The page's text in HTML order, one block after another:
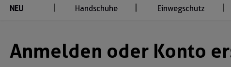
NEU Handschuhe Einwegschutz
Anmelden oder Konto